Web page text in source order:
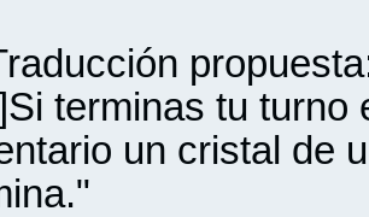
terminas tu turno
un cristal de